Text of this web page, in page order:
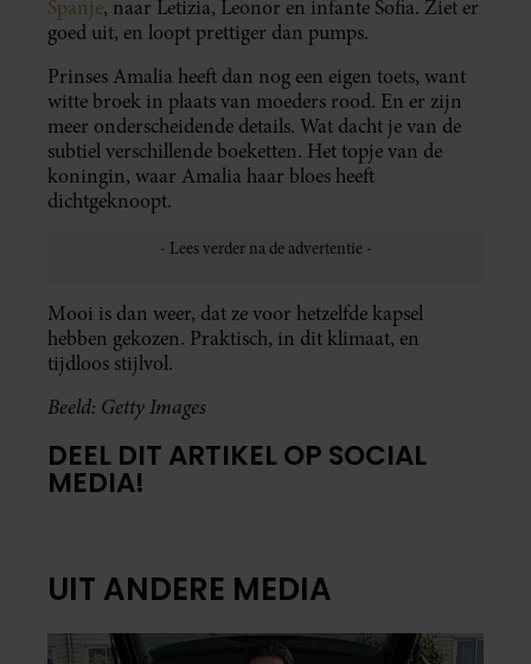
Spanje, naar Letizia, Leonor en infante Sofia. Ziet er
goed uit, en loopt prettiger dan pumps.
Prinses Amalia heeft dan nog een eigen toets, want
witte broek in plaats van moeders rood. En er zijn
meer onderscheidende details. Wat dacht je van de
subtiel verschillende boeketten. Het topje van de
koningin, waar Amalia haar bloes heeft
dichtgeknoopt.
Mooi is dan weer, dat ze voor hetzelfde kapsel
hebben gekozen. Praktisch, in dit klimaat, en
tijdloos stijlvol.
Beeld: Getty Images
DEEL DIT ARTIKEL OP SOCIAL
MEDIA!
UIT ANDERE MEDIA